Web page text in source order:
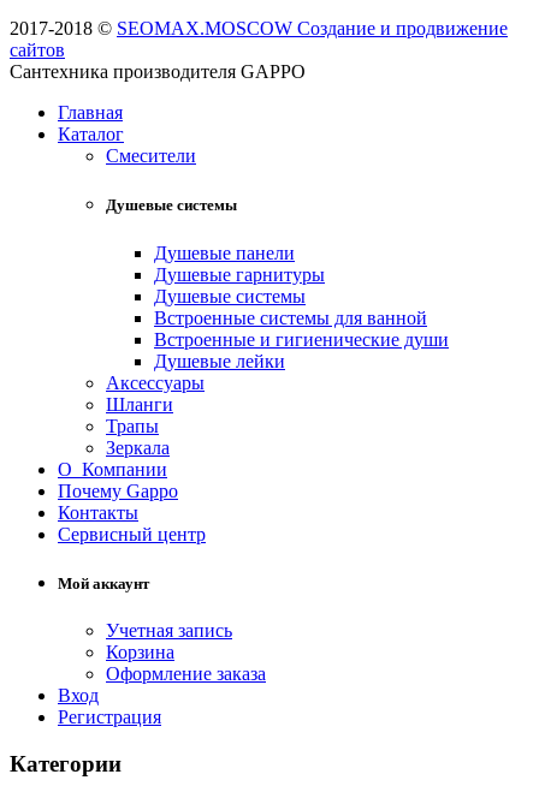
2017-2018 © SEOMAX.MOSCOW Создание и продвижение
сайтов
Сантехника производителя GAPPO
Главная
Каталог
Смесители
Душевые системы
Душевые панели
Душевые гарнитуры
Душевые системы
Встроенные системы для ванной
Встроенные и гигиенические души
Душевые лейки
Аксессуары
Шланги
Трапы
Зеркала
О Компании
Почему Gappo
Контакты
Сервисный центр
Мой аккаунт
Учетная запись
Корзина
Оформление заказа
Вход
Регистрация
Категории